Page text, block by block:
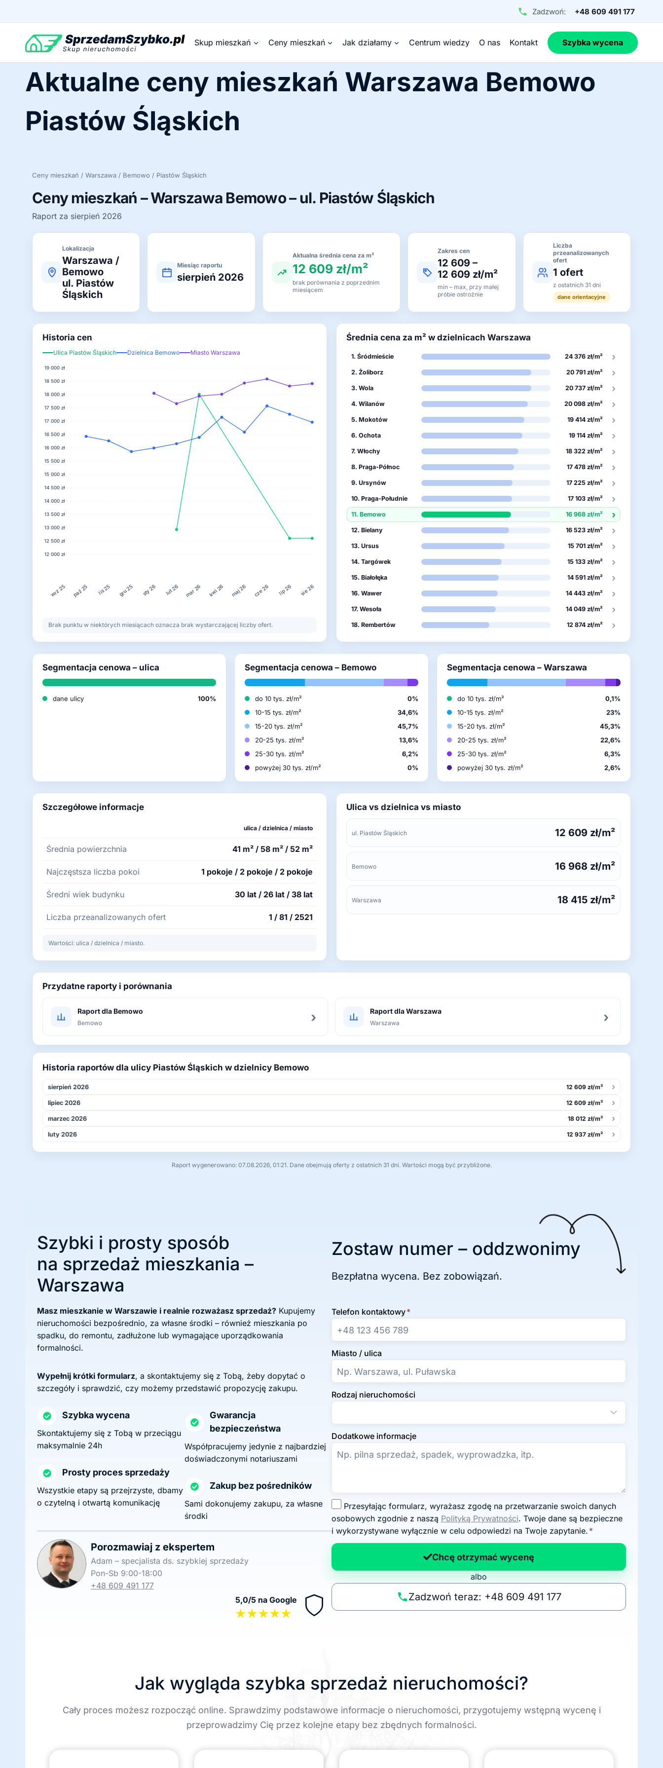
Zadzwoń: +48 609 491 177
Skup mieszkań Ceny mieszkań Jak działamy Centrum wiedzy O nas Kontakt Szybka wycena
Aktualne ceny mieszkań Warszawa Bemowo
Piastów Śląskich
Ceny mieszkań / Warszawa / Bemowo / Piastów Śląskich
Ceny mieszkań – Warszawa Bemowo – ul. Piastów Śląskich
Raport za sierpień 2026
Lokalizacja
Warszawa /
Bemowo
ul. Piastów
Śląskich
Miesiąc raportu
sierpień 2026
Aktualna średnia cena za m²
12 609 zł/m²
brak porównania z poprzednim
miesiącem
Zakres cen
12 609 –
12 609 zł/m²
min – max, przy małej
próbie ostrożnie
Liczba
przeanalizowanych
ofert
1 ofert
z ostatnich 31 dni
dane orientacyjne
Historia cen
Ulica Piastów Śląskich Dzielnica Bemowo Miasto Warszawa
12 000 zł
12 500 zł
13 000 zł
13 500 zł
14 000 zł
14 500 zł
15 000 zł
15 500 zł
16 000 zł
16 500 zł
17 000 zł
17 500 zł
18 000 zł
18 500 zł
19 000 zł
wrz 25 paź 25 lis 25 gru 25 sty 26 lut 26 mar 26 kwi 26 maj 26 cze 26 lip 26 sie 26
Brak punktu w niektórych miesiącach oznacza brak wystarczającej liczby ofert.
Średnia cena za m² w dzielnicach Warszawa
1. Śródmieście 24 376 zł/m² ›
2. Żoliborz 20 791 zł/m² ›
3. Wola 20 737 zł/m² ›
4. Wilanów 20 098 zł/m² ›
5. Mokotów 19 414 zł/m² ›
6. Ochota 19 114 zł/m² ›
7. Włochy 18 322 zł/m² ›
8. Praga-Północ 17 478 zł/m² ›
9. Ursynów 17 225 zł/m² ›
10. Praga-Południe 17 103 zł/m² ›
11. Bemowo 16 968 zł/m² ›
12. Bielany 16 523 zł/m² ›
13. Ursus 15 701 zł/m² ›
14. Targówek 15 133 zł/m² ›
15. Białołęka 14 591 zł/m² ›
16. Wawer 14 443 zł/m² ›
17. Wesoła 14 049 zł/m² ›
18. Rembertów 12 874 zł/m² ›
Segmentacja cenowa – ulica
dane ulicy 100%
Segmentacja cenowa – Bemowo
do 10 tys. zł/m²
0%
10-15 tys. zł/m²
34,6%
15-20 tys. zł/m²
45,7%
20-25 tys. zł/m²
13,6%
25-30 tys. zł/m²
6,2%
powyżej 30 tys. zł/m²
0%
Segmentacja cenowa – Warszawa
do 10 tys. zł/m²
0,1%
10-15 tys. zł/m²
23%
15-20 tys. zł/m²
45,3%
20-25 tys. zł/m²
22,6%
25-30 tys. zł/m²
6,3%
powyżej 30 tys. zł/m²
2,6%
Szczegółowe informacje
ulica / dzielnica / miasto
Średnia powierzchnia 41 m² / 58 m² / 52 m²
Najczęstsza liczba pokoi 1 pokoje / 2 pokoje / 2 pokoje
Średni wiek budynku 30 lat / 26 lat / 38 lat
Liczba przeanalizowanych ofert 1 / 81 / 2521
Wartości: ulica / dzielnica / miasto.
Ulica vs dzielnica vs miasto
ul. Piastów Śląskich 12 609 zł/m²
Bemowo 16 968 zł/m²
Warszawa 18 415 zł/m²
Przydatne raporty i porównania
Raport dla Bemowo
Bemowo › Raport dla Warszawa
Warszawa ›
Historia raportów dla ulicy Piastów Śląskich w dzielnicy Bemowo
sierpień 2026 12 609 zł/m² ›
lipiec 2026 12 609 zł/m² ›
marzec 2026 18 012 zł/m² ›
luty 2026 12 937 zł/m² ›
Raport wygenerowano: 07.08.2026, 01:21. Dane obejmują oferty z ostatnich 31 dni. Wartości mogą być przybliżone.
Szybki i prosty sposób
na sprzedaż mieszkania –
Warszawa
Masz mieszkanie w Warszawie i realnie rozważasz sprzedaż? Kupujemy
nieruchomości bezpośrednio, za własne środki – również mieszkania po
spadku, do remontu, zadłużone lub wymagające uporządkowania
formalności.
Wypełnij krótki formularz, a skontaktujemy się z Tobą, żeby dopytać o
szczegóły i sprawdzić, czy możemy przedstawić propozycję zakupu.
Szybka wycena
Skontaktujemy się z Tobą w przeciągu
maksymalnie 24h
Prosty proces sprzedaży
Wszystkie etapy są przejrzyste, dbamy
o czytelną i otwartą komunikację
Gwarancja
bezpieczeństwa
Współpracujemy jedynie z najbardziej
doświadczonymi notariuszami
Zakup bez pośredników
Sami dokonujemy zakupu, za własne
środki
Porozmawiaj z ekspertem
Adam – specjalista ds. szybkiej sprzedaży
Pon-Sb 9:00-18:00
+48 609 491 177
5,0/5 na Google
★★★★★
Zostaw numer – oddzwonimy
Bezpłatna wycena. Bez zobowiązań.
Telefon kontaktowy*
Miasto / ulica
Rodzaj nieruchomości
Dodatkowe informacje
g
o
d
n
p
o
osobowych zgodnie z naszą Polityką Prywatności. Twoje dane są bezpieczne
i wykorzystywane wyłącznie w celu odpowiedzi na Twoje zapytanie. *
Chcę otrzymać wycenę
albo
Zadzwoń teraz: +48 609 491 177
Jak wygląda szybka sprzedaż nieruchomości?
Cały proces możesz rozpocząć online. Sprawdzimy podstawowe informacje o nieruchomości, przygotujemy wstępną wycenę i
przeprowadzimy Cię przez kolejne etapy bez zbędnych formalności.